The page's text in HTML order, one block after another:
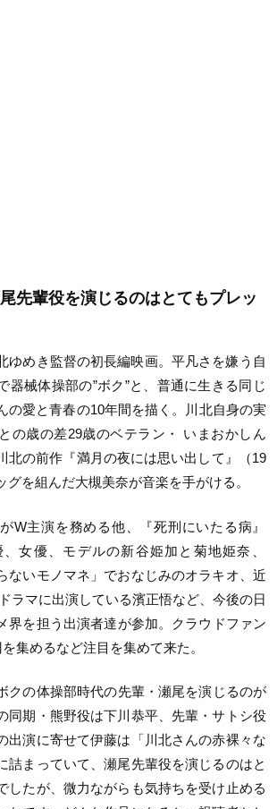
先輩役を演じるのはとてもプレッ
ゆめき 監督の初長編映画。 平凡さを嫌う自
械体操部の”ボク”と、 普通に生きる同じ
の愛と青春の10年間を描く。川北自身の実
の歳の差29歳のベテラン・ いまおかしん
北の前作『満月の夜には思い出して』（19
グを組んだ大槻美奈が音楽を手がける。
W主演を務める他、『死刑にいたる病』
、女優、モデルの新谷姫加と菊地姫奈、
ないモノマネ」でおなじみのオラキオ、 近
ラマに出演している濱正悟など、 今後の日
界を担う出演者達が参加。クラウドファン
集めるなど注目を集めて来た 。
クの体操部時代の先輩・瀬尾を演じるのが
同期・熊野役は下川 恭平、先輩・サトシ役
出演に寄せて伊藤は「 川北さんの赤裸々な
詰まっていて、瀬尾先輩役を演じるのはと
したが、 微力ながらも気持ちを受け止める